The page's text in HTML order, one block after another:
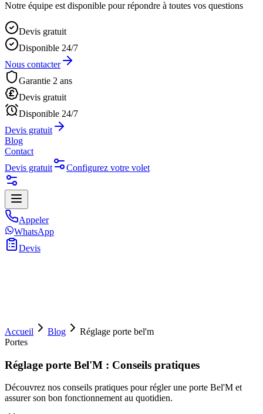
Notre équipe est disponible pour répondre à toutes vos questions
Devis gratuit
Disponible 24/7
Nous contacter
Garantie 2 ans
Devis gratuit
Disponible 24/7
Devis gratuit
Blog
Contact
Devis gratuit
Configurez votre volet
Appeler
WhatsApp
Devis
Accueil Blog
Réglage porte bel'm
Portes
Réglage porte Bel'M : Conseils pratiques
Découvrez nos conseils pratiques pour régler une porte Bel'M et
assurer son bon fonctionnement au quotidien.